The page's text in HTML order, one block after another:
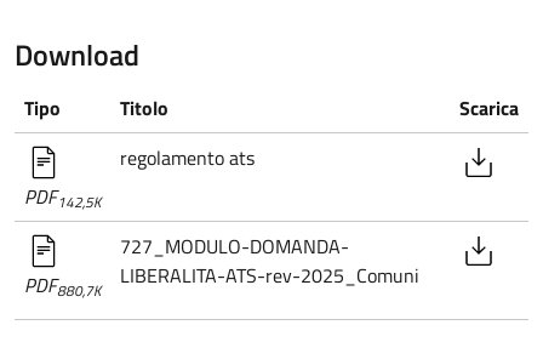
Download
Tipo Titolo Scarica
PDF142,5K
regolamento ats
PDF880,7K
727_MODULO-DOMANDA-
LIBERALITA-ATS-rev-2025_Comuni